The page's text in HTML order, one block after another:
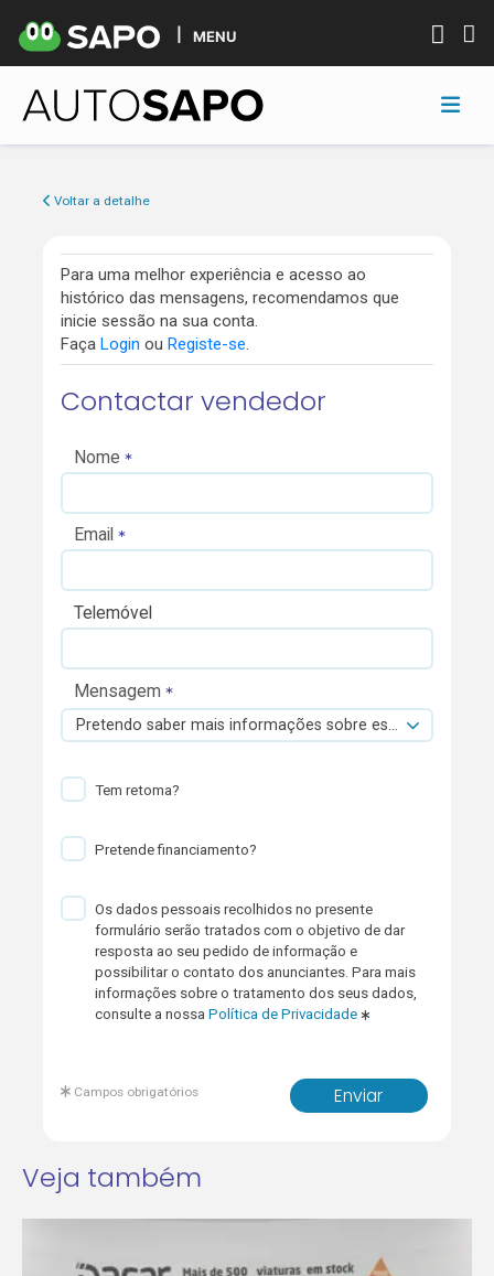
MENU
Voltar a detalhe
Para uma melhor experiência e acesso ao
histórico das mensagens, recomendamos que
inicie sessão na sua conta.
Faça Login ou Registe-se.
Contactar vendedor
Nome
Email
Telemóvel
Mensagem
Pretendo saber mais informações sobre esta viatura.
Tem retoma?
Pretende financiamento?
Os dados pessoais recolhidos no presente
formulário serão tratados com o objetivo de dar
resposta ao seu pedido de informação e
possibilitar o contato dos anunciantes. Para mais
informações sobre o tratamento dos seus dados,
consulte a nossaPolítica de Privacidade
Enviar
Campos obrigatórios
Veja também